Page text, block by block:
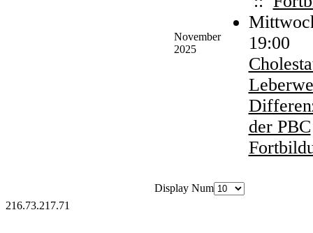
November
2025
19:00
der PBC
Display Num
216.73.217.71